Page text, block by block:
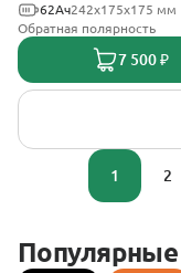
242х175х175 мм
62Ач
Обратная полярность
7 500 ₽
1 2